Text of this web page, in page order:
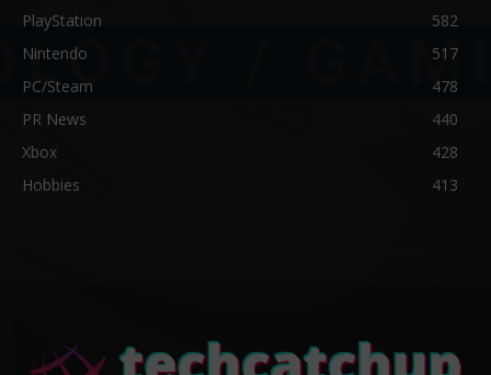
PlayStation
582
Nintendo
517
PC/Steam
478
PR News
440
Xbox
428
Hobbies
413